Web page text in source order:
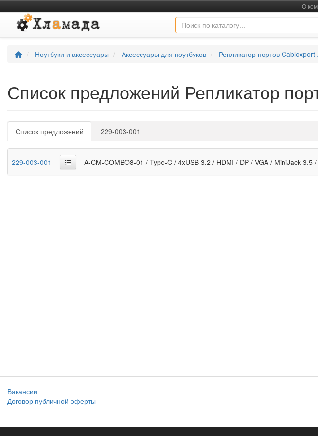
О
Ноутбуки и аксессуары Аксессуары для ноутбуков Репликатор портов
Список предложений Репликатор
Список предложений 229-003-001
229-003-001 A-CM-COMBO8-01 / Type-C / 4xUSB 3.2 / HDMI / DP / VGA / MiniJack 3.5
Вакансии
Договор публичной оферты